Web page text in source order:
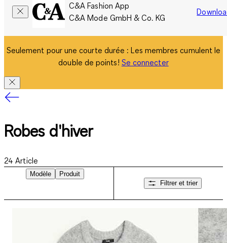
C&A Fashion App
C&A Mode GmbH & Co. KG
Seulement pour une courte durée : Les membres cumulent le
double de points! Se connecter
Robes d'hiver
24 Article
Modèle
Produit
Filtrer et trier